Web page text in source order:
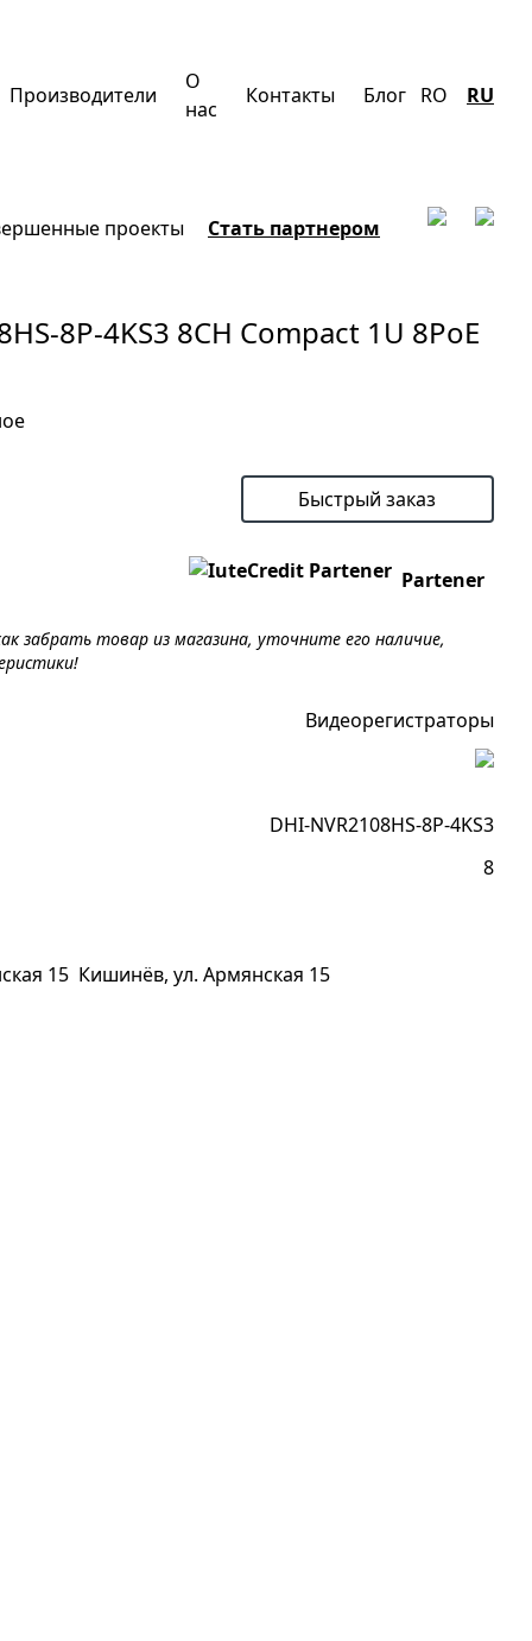
Производители
О
нас
Контакты Блог RO RU
проекты Стать партнером
8P-4KS3 8CH Compact 1U 8PoE
Быстрый заказ
Partener
забрать товар из магазина, уточните его наличие,
Видеорегистраторы
DHI-NVR2108HS-8P-4KS3
8
Кишинёв, ул. Армянская 15